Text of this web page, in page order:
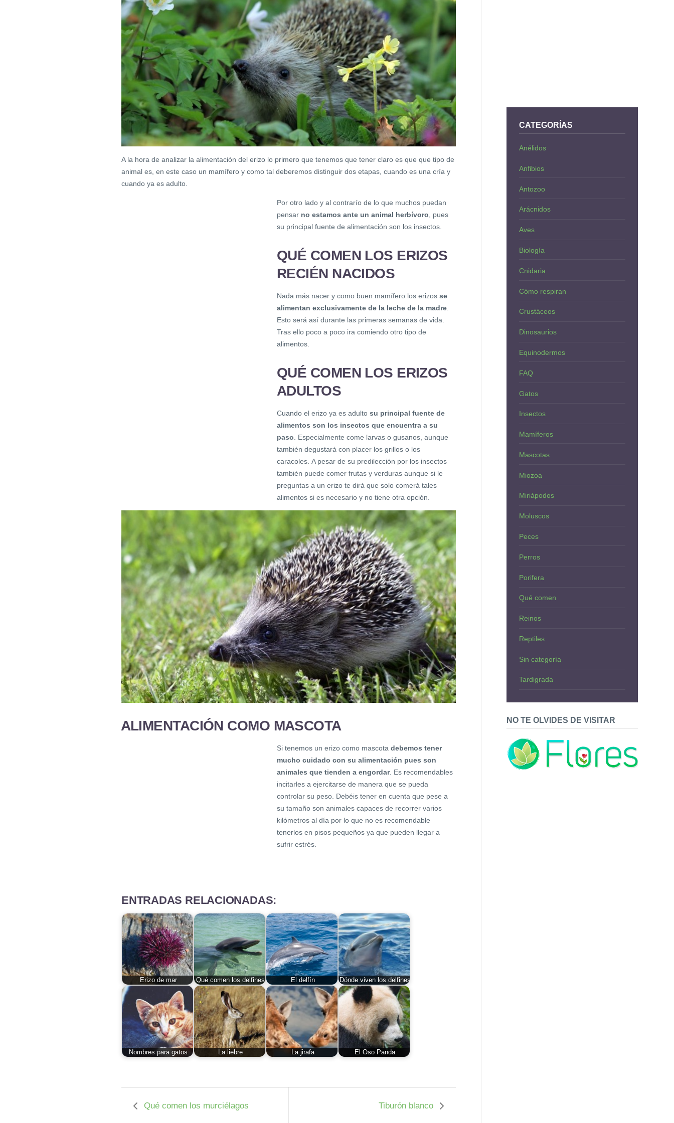
A la hora de analizar la alimentación del erizo lo primero que tenemos que tener claro es que que tipo de
animal es, en este caso un mamífero y como tal deberemos distinguir dos etapas, cuando es una cría y
cuando ya es adulto.
Por otro lado y al contrarío de lo que muchos puedan
pensar no estamos ante un animal herbívoro , pues
su principal fuente de alimentación son los insectos.
QUÉ COMEN LOS ERIZOS
RECIÉN NACIDOS
Nada más nacer y como buen mamífero los erizos se
alimentan exclusivamente de la leche de la madre
Esto será así durante las primeras semanas de vida.
Tras ello poco a poco ira comiendo otro tipo de
alimentos.
QUÉ COMEN LOS ERIZOS
ADULTOS
Cuando el erizo ya es adulto su principal fuente de
alimentos son los insectos que encuentra a su
paso . Especialmente come larvas o gusanos, aunque
también degustará con placer los grillos o los
caracoles. A pesar de su predilección por los insectos
también puede comer frutas y verduras aunque si le
preguntas a un erizo te dirá que solo comerá tales
alimentos si es necesario y no tiene otra opción.
ALIMENTACIÓN COMO MASCOTA
Si tenemos un erizo como mascota debemos tener
mucho cuidado con su alimentación pues son
animales que tienden a engordar. Es recomendables
incitarles a ejercitarse de manera que se pueda
controlar su peso. Debéis tener en cuenta que pese a
su tamaño son animales capaces de recorrer varios
kilómetros al día por lo que no es recomendable
tenerlos en pisos pequeños ya que pueden llegar a
sufrir estrés.
ENTRADAS RELACIONADAS:
Erizo de mar Qué comen los delfines El delfín Dónde viven los delfines
Nombres para gatos La liebre La jirafa El Oso Panda
Qué comen los murciélagos Tiburón blanco
CATEGORÍAS
Anélidos
Anfibios
Antozoo
Arácnidos
Aves
Biología
Cnidaria
Cómo respiran
Crustáceos
Dinosaurios
Equinodermos
FAQ
Gatos
Insectos
Mamíferos
Mascotas
Miozoa
Miriápodos
Moluscos
Peces
Perros
Porifera
Qué comen
Reinos
Reptiles
Sin categoría
Tardigrada
NO TE OLVIDES DE VISITAR